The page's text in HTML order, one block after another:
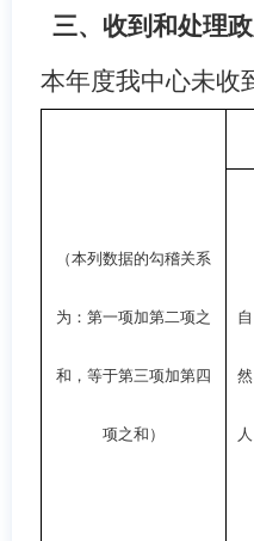
三、收到和处理
本年度我中心未收
（本列数据的勾稽关系
为：第一项加第二项之
和，等于第三项加第四
项之和）
自
然
人